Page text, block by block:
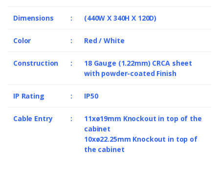
Dimensions : (440W X 340H X 120D)
Color : Red / White
Construction :
18 Gauge (1.22mm) CRCA sheet
with powder-coated Finish
IP Rating : IP50
Cable Entry :
11xø19mm Knockout in top of the
cabinet
10xø22.25mm Knockout in top of
the cabinet